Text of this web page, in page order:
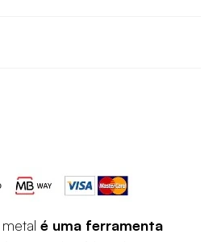
é uma ferramenta